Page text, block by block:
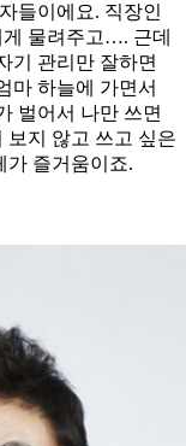
들이에요. 직장인
물려주고…. 근데
기 관리만 잘하면
마 하늘에 가면서
벌어서 나만 쓰면
보지 않고 쓰고 싶은
가 즐거움이죠.